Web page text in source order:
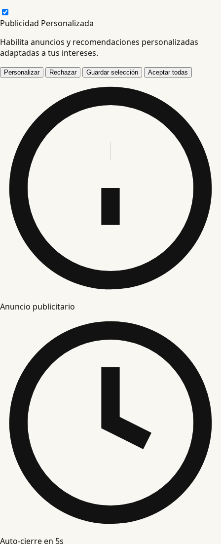
Publicidad Personalizada
Habilita anuncios y recomendaciones personalizadas
adaptadas a tus intereses.
Personalizar Rechazar Guardar selección Aceptar todas
Anuncio publicitario
Auto-cierre en 5s